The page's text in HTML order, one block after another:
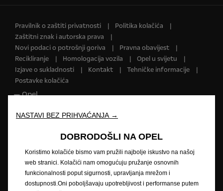
Pravilnik o zaštiti privatnosti
Politika kolačića
Zaštitni znak i autorska prava
Novi podaci o potrošnji goriva
Pravna obavijest
Recikliranje
Homologacija vozila
Opel u svijetu
Izjave o sukladnosti
Kontakt
Tehničke informacije
Postavke kolačića
Cijene su informativne. Preporučena maloprodajna cijena vozila uključuje
PDV i posebni porez (trošarinu) kod vozila koja su u obvezi plaćanja
posebnog poreza na motorna vozila. Vaš ovlašteni Opel partner može
Vam dati točne informacije. Podaci su informativni. AW OPL Distribution
Kft. sa svojom tvrtkom-kćeri AW CRO Distribution d.o.o. i ovlašteni Opel
NASTAVI BEZ PRIHVAĆANJA →
DOBRODOŠLI NA OPEL
Koristimo kolačiće bismo vam pružili najbolje iskustvo na našoj
web stranici. Kolačići nam omogućuju pružanje osnovnih
funkcionalnosti poput sigurnosti, upravljanja mrežom i
dostupnosti.Oni poboljšavaju upotrebljivost i performanse putem